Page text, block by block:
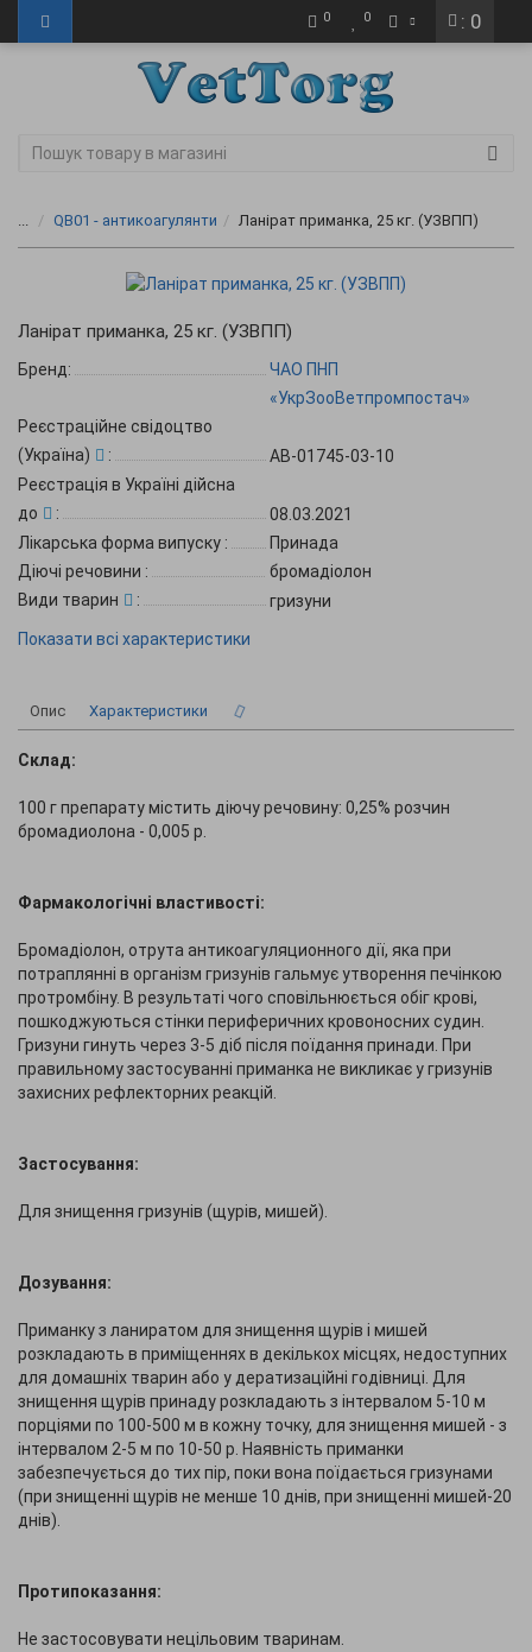
: 0
0 0
... QB01 - антикоагулянти Ланірат приманка, 25 кг. (УЗВПП)
Ланірат приманка, 25 кг. (УЗВПП)
Бренд:
ЧАО ПНП
«УкрЗооВетпромпостач»
Реєстраційне свідоцтво
(Україна)
:
АВ-01745-03-10
Реєстрація в Україні дійсна
до
:
08.03.2021
Лікарська форма випуску :
Принада
Діючі речовини :
бромадіолон
Види тварин
:
гризуни
Показати всі характеристики
Опис Характеристики
Склад:
100 г препарату містить діючу речовину: 0,25% розчин
бромадиолона - 0,005 р.
Фармакологічні властивості:
Бромадіолон, отрута антикоагуляционного дії, яка при
потраплянні в організм гризунів гальмує утворення печінкою
протромбіну. В результаті чого сповільнюється обіг крові,
пошкоджуються стінки периферичних кровоносних судин.
Гризуни гинуть через 3-5 діб після поїдання принади. При
правильному застосуванні приманка не викликає у гризунів
захисних рефлекторних реакцій.
Застосування:
Для знищення гризунів (щурів, мишей).
Дозування:
Приманку з ланиратом для знищення щурів і мишей
розкладають в приміщеннях в декількох місцях, недоступних
для домашніх тварин або у дератизаційні годівниці. Для
знищення щурів принаду розкладають з інтервалом 5-10 м
порціями по 100-500 м в кожну точку, для знищення мишей - з
інтервалом 2-5 м по 10-50 р. Наявність приманки
забезпечується до тих пір, поки вона поїдається гризунами
(при знищенні щурів не менше 10 днів, при знищенні мишей-20
днів).
Протипоказання:
Не застосовувати нецільовим тваринам.